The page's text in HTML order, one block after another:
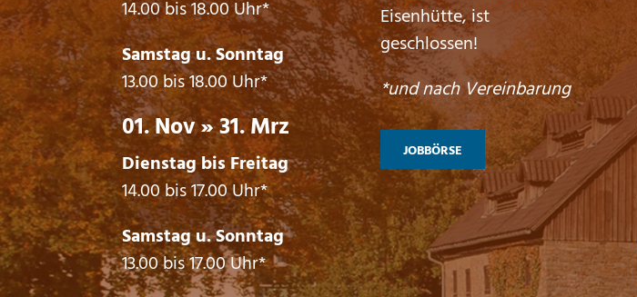
14.00 bis 18.00 Uhr*
Samstag u. Sonntag
13.00 bis 18.00 Uhr*
01. Nov » 31. Mrz
Dienstag bis Freitag
14.00 bis 17.00 Uhr*
Samstag u. Sonntag
13.00 bis 17.00 Uhr*
Eisenhütte, ist
geschlossen!
*und nach Vereinbarung
JOBBÖRSE